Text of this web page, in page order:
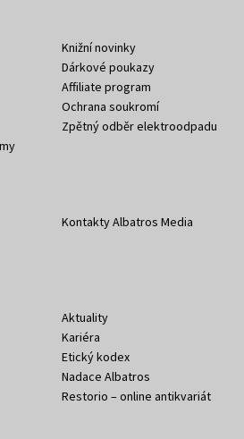
Knižní novinky
Dárkové poukazy
Affiliate program
Ochrana soukromí
Zpětný odběr elektroodpadu
Kontakty Albatros Media
Aktuality
Kariéra
Etický kodex
Nadace Albatros
Restorio – online antikvariát